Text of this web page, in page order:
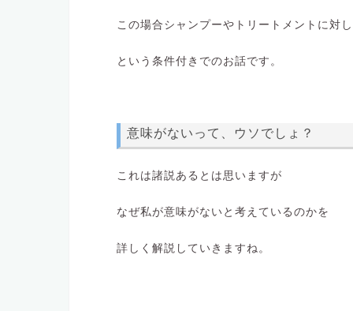
この場合シャンプーやトリートメントに対
という条件付きでのお話です。
意味がないって、ウソでしょ？
これは諸説あるとは思いますが
なぜ私が意味がないと考えているのかを
詳しく解説していきますね。